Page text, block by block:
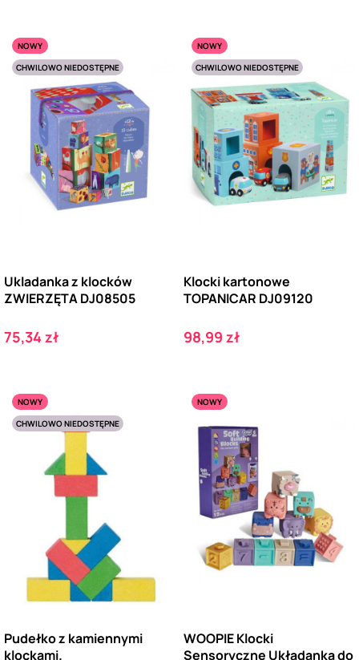
NOWY
CHWILOWO NIEDOSTĘPNE
Ukladanka z klocków
ZWIERZĘTA DJ08505
Cena
75,34 zł
NOWY
CHWILOWO NIEDOSTĘPNE
Klocki kartonowe
TOPANICAR DJ09120
Cena
98,99 zł
NOWY
CHWILOWO NIEDOSTĘPNE
Pudełko z kamiennymi
klockami.
NOWY
WOOPIE Klocki
Sensoryczne Układanka do